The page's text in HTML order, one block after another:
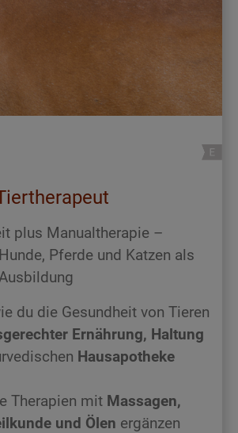
plus Manualtherapie –
Pferde und Katzen als
du die Gesundheit von Tieren
Ernährung, Haltung
Hausapotheke
Therapien mit Massagen,
und Ölen ergänzen